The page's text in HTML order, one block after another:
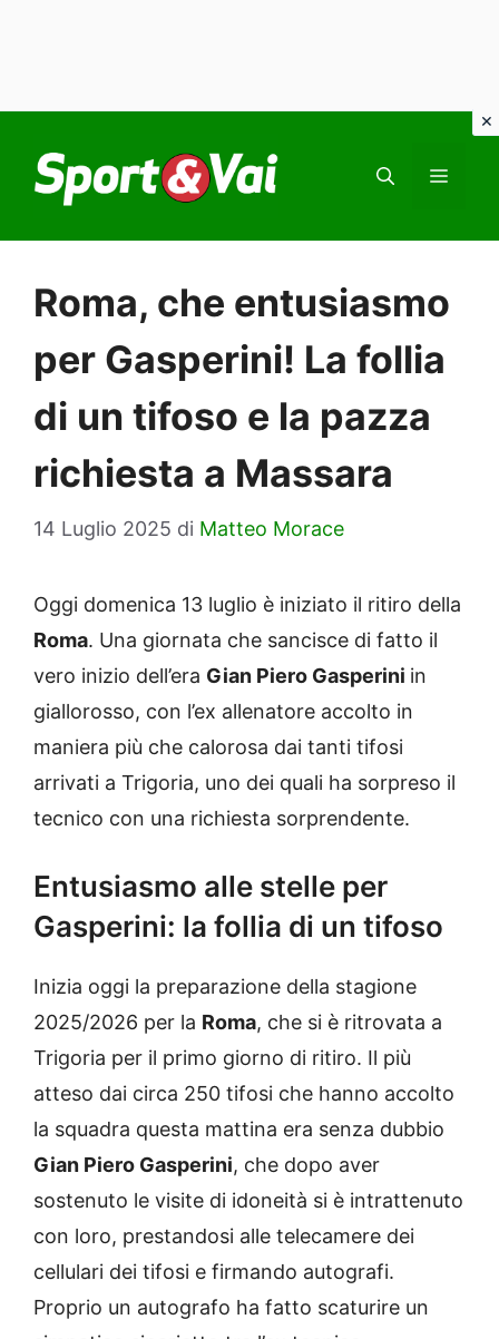
contenuto
Roma, che entusiasmo
per Gasperini! La follia
di un tifoso e la pazza
richiesta a Massara
14 Luglio 2025 di Matteo Morace
Oggi domenica 13 luglio è iniziato il ritiro della
Roma. Una giornata che sancisce di fatto il
vero inizio dell’era Gian Piero Gasperini in
giallorosso, con l’ex allenatore accolto in
maniera più che calorosa dai tanti tifosi
arrivati a Trigoria, uno dei quali ha sorpreso il
tecnico con una richiesta sorprendente.
Entusiasmo alle stelle per
Gasperini: la follia di un tifoso
Inizia oggi la preparazione della stagione
2025/2026 per la Roma, che si è ritrovata a
Trigoria per il primo giorno di ritiro. Il più
atteso dai circa 250 tifosi che hanno accolto
la squadra questa mattina era senza dubbio
Gian Piero Gasperini, che dopo aver
sostenuto le visite di idoneità si è intrattenuto
con loro, prestandosi alle telecamere dei
cellulari dei tifosi e firmando autografi.
Proprio un autografo ha fatto scaturire un